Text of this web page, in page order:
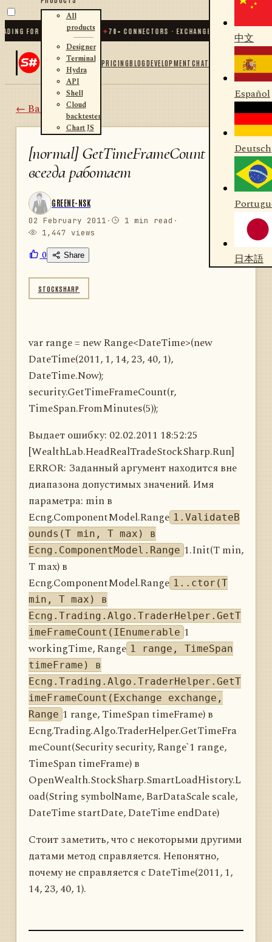
FOR .NET AND PYTHON✦ 70+ CONNECTORS · EXCHANGES · BROKERS ·
All
products
Designer
Terminal
Hydra
API
Shell
Cloud
backtester
Chart JS
PRICINGBLOGDEVELOPMENTCHAT
中文
Español
Deutsch
日本語
← Back
[normal] GetTimeFrameCount не
всегда работает
GREENE-NSK
02 February 2011 · 1 min read ·
1,447 views
0 Share
STOCKSHARP
var range = new Range<DateTime>(new
DateTime(2011, 1, 14, 23, 40, 1),
DateTime.Now);
security.GetTimeFrameCount(r,
TimeSpan.FromMinutes(5));
Выдает ошибку: 02.02.2011 18:52:25
[WealthLab.HeadRealTradeStockSharp.Run]
ERROR: Заданный аргумент находится вне
диапазона допустимых значений. Имя
параметра: min в
Ecng.ComponentModel.Range 1.ValidateB
ounds(T min, T max) в
Ecng.ComponentModel.Range 1.Init(T min,
T max) в
Ecng.ComponentModel.Range 1..ctor(T
min, T max) в
Ecng.Trading.Algo.TraderHelper.GetT
imeFrameCount(IEnumerable 1
workingTime, Range 1 range, TimeSpan
timeFrame) в
Ecng.Trading.Algo.TraderHelper.GetT
imeFrameCount(Exchange exchange,
Range 1 range, TimeSpan timeFrame) в
Ecng.Trading.Algo.TraderHelper.GetTimeFra
meCount(Security security, Range`1 range,
TimeSpan timeFrame) в
OpenWealth.StockSharp.SmartLoadHistory.L
oad(String symbolName, BarDataScale scale,
DateTime startDate, DateTime endDate)
Стоит заметить, что с некоторыми другими
датами метод справляется. Непонятно,
почему не справляется с DateTime(2011, 1,
14, 23, 40, 1).